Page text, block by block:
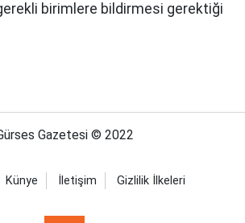
birimlere bildirmesi gerektiği
Gazetesi © 2022
Künye İletişim Gizlilik İlkeleri